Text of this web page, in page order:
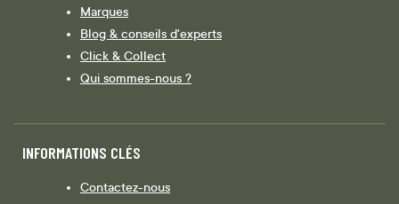
Marques
Blog & conseils d'experts
Click & Collect
Qui sommes-nous ?
INFORMATIONS CLÉS
Contactez-nous